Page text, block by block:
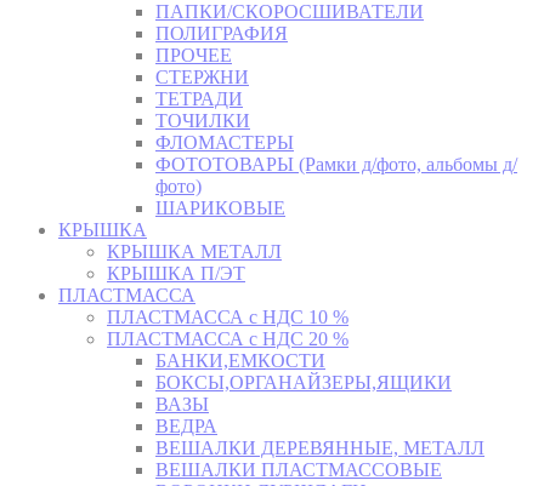
ПАПКИ/СКОРОСШИВАТЕЛИ
ПОЛИГРАФИЯ
ПРОЧЕЕ
СТЕРЖНИ
ТЕТРАДИ
ТОЧИЛКИ
ФЛОМАСТЕРЫ
ФОТОТОВАРЫ (Рамки д/фото, альбомы д/
фото)
ШАРИКОВЫЕ
КРЫШКА
КРЫШКА МЕТАЛЛ
КРЫШКА П/ЭТ
ПЛАСТМАССА
ПЛАСТМАССА с НДС 10 %
ПЛАСТМАССА с НДС 20 %
БАНКИ,ЕМКОСТИ
БОКСЫ,ОРГАНАЙЗЕРЫ,ЯЩИКИ
ВАЗЫ
ВЕДРА
ВЕШАЛКИ ДЕРЕВЯННЫЕ, МЕТАЛЛ
ВЕШАЛКИ ПЛАСТМАССОВЫЕ